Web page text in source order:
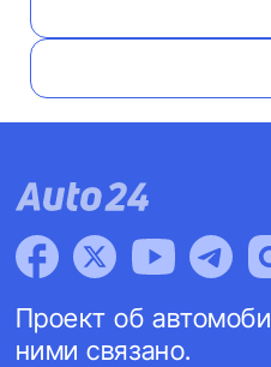
Проект об
ними связано.